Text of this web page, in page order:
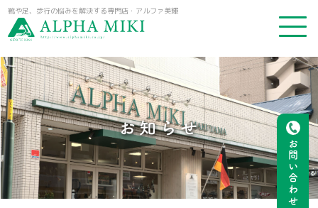
靴や足、歩行の悩みを解決する専門店・アルファ美輝
お問い合わせ
お知らせ